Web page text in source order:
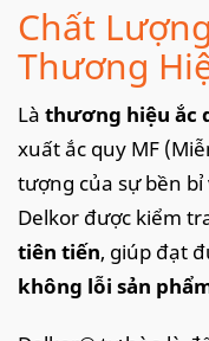
Chất
Thương
Là thương hiệu ắc
xuất ắc quy MF
tượng của sự bền
Delkor được kiểm
tiên tiến, giúp đạt
không lỗi sản